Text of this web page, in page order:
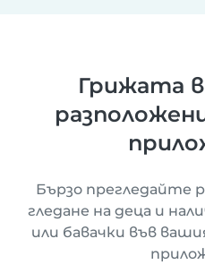
Грижата
Бързо прегледайте
гледане на деца и
или бавачки във